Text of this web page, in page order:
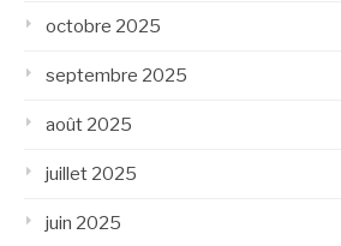
octobre 2025
septembre 2025
août 2025
juillet 2025
juin 2025